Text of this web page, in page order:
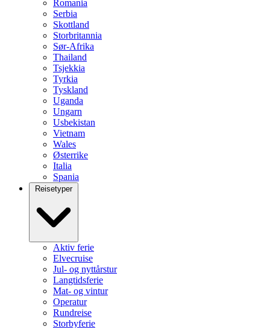
Romania
Serbia
Skottland
Storbritannia
Sør-Afrika
Thailand
Tsjekkia
Tyrkia
Tyskland
Uganda
Ungarn
Usbekistan
Vietnam
Wales
Østerrike
Italia
Spania
Reisetyper
Aktiv ferie
Elvecruise
Jul- og nyttårstur
Langtidsferie
Mat- og vintur
Operatur
Rundreise
Storbyferie